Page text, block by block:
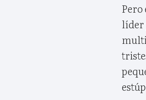
Pero
líder